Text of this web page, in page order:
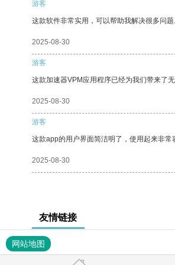
游客
这款软件非常实用，可以帮助我解决很多问题
2025-08-30
游客
这款加速器VPM应用程序已经为我们带来了
2025-08-30
游客
这款app的用户界面简洁明了，使用起来非常
2025-08-30
友情链接
网站地图